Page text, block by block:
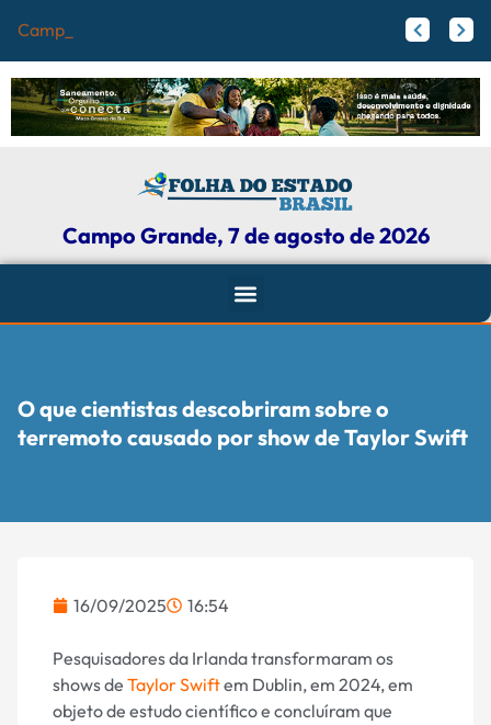
Campo Grande reg
Campo Grande, 7 de agosto de 2026
O que cientistas descobriram sobre o
terremoto causado por show de Taylor Swift
16/09/2025 16:54
Pesquisadores da Irlanda transformaram os
shows de Taylor Swiftem Dublin, em 2024, em
objeto de estudo científico e concluíram que